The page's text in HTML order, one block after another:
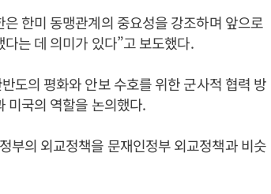
한미 동맹관계의 중요성을 강조하며 앞으로
는 데 의미가 있다”고 보도했다.
도의 평화와 안보 수호를 위한 군사적 협력 방
미국의 역할을 논의했다.
부의 외교정책을 문재인정부 외교정책과 비슷